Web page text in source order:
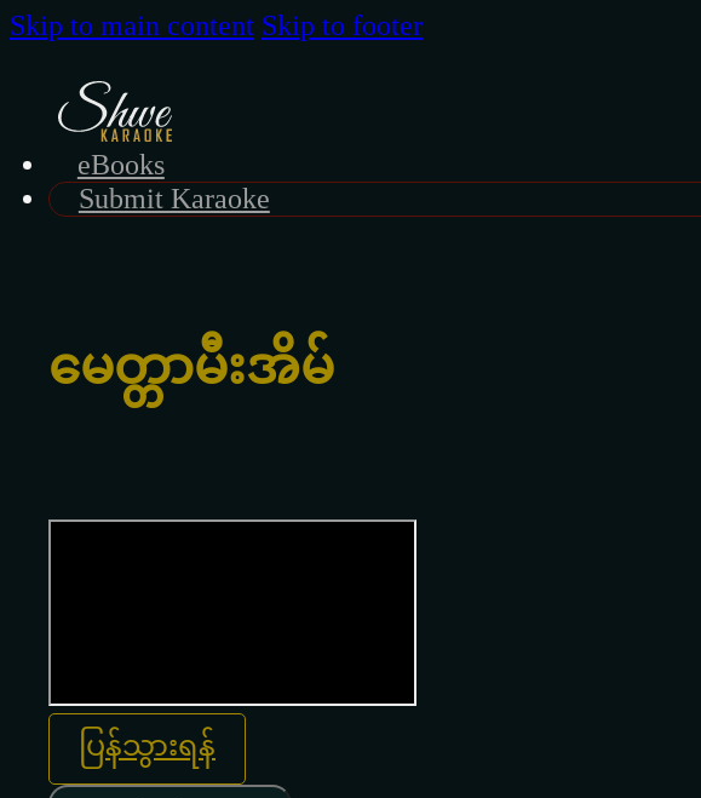
Skip to main content Skip to footer
eBooks
Submit Karaoke
မေတ္တာမီးအိမ်
ပြန်သွားရန်